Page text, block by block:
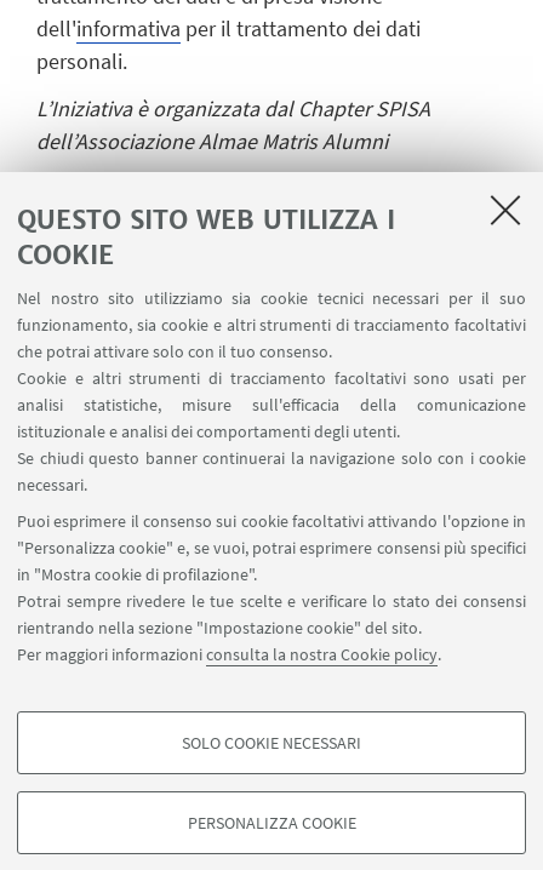
QUESTO SITO WEB UTILIZZA I
COOKIE
Nel nostro sito utilizziamo sia cookie tecnici necessari per il suo
funzionamento, sia cookie e altri strumenti di tracciamento facoltativi
che potrai attivare solo con il tuo consenso.
Cookie e altri strumenti di tracciamento facoltativi sono usati per
analisi statistiche, misure sull'efficacia della comunicazione
istituzionale e analisi dei comportamenti degli utenti.
Se chiudi questo banner continuerai la navigazione solo con i cookie
necessari.
Puoi esprimere il consenso sui cookie facoltativi attivando l'opzione in
"Personalizza cookie" e, se vuoi, potrai esprimere consensi più specifici
in "Mostra cookie di profilazione".
Potrai sempre rivedere le tue scelte e verificare lo stato dei consensi
rientrando nella sezione "Impostazione cookie" del sito.
Per maggiori informazioniconsulta la nostra Cookie policy.
COOKIE DI PROFILAZIONE - FACOLTATIVI
degli utenti, creare profili in base al loro comportamento sul sito, per analisi
di marketing.
SOLO COOKIE NECESSARI
PERSONALIZZA COOKIE
dell'informativa per il trattamento dei dati
personali.
L’Iniziativa è organizzata dal Chapter SPISA
dell’Associazione Almae Matris Alumni
TUTTI GLI APPUNTAMENTI
II CICLO - ALUMNI SPISA TALKS[ .pdf 539Kb ]
Via Marsala 49
alumni@unibo.it
Chi siamo
Collabora con noi
App AMA Community
©Copyright 2022 - ALMA MATER STUDIORUM - Università di